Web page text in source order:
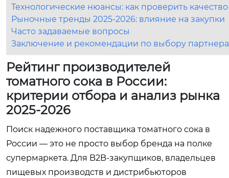
Технологические нюансы: как проверить
Рыночные тренды 2025-2026: влияние на закупки
Часто задаваемые вопросы
Заключение и рекомендации по выбору партнера
Рейтинг производителей
томатного сока в России:
критерии отбора и анализ рынка
2025-2026
Поиск надежного поставщика томатного сока в
России — это не просто выбор бренда на полке
супермаркета. Для B2B-закупщиков, владельцев
пищевых производств и дистрибьюторов